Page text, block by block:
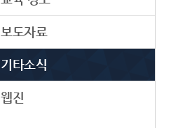
보도자료
기타소식
웹진